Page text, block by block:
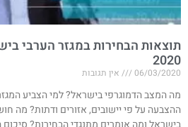
2020
06/03/2020 אין תגובות
מה המצב הדמוגרפי בישראל? למי הצביע
ההצבעה על פי יישובים, אזורים ודתות? מה